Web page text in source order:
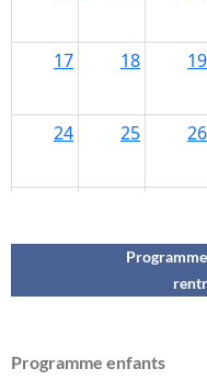
Programme enfants